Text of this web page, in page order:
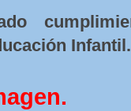
Infantil.